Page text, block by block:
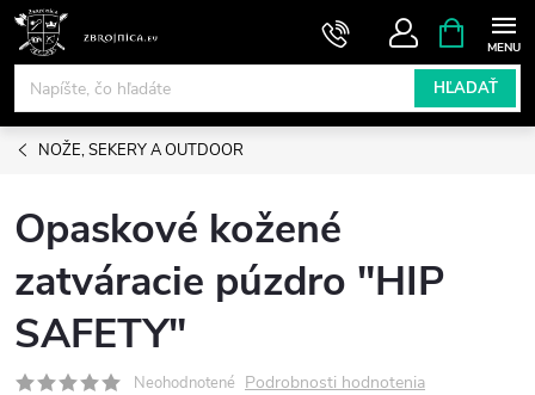
Prejsť
obsah
HĽADAŤ
KOŠÍK
NOŽE, SEKERY A OUTDOOR
Opaskové kožené
zatváracie púzdro "HIP
SAFETY"
Neohodnotené Podrobnosti hodnotenia